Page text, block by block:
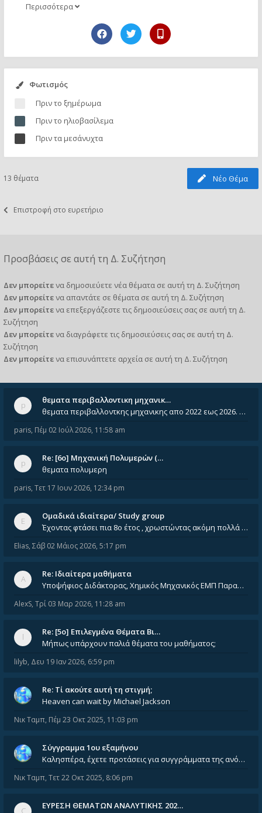
Περισσότερα
Φωτισμός
Πριν το ξημέρωμα
Πριν το ηλιοβασίλεμα
Πριν τα μεσάνυχτα
Νέο Θέμα
13 θέματα
Επιστροφή στο ευρετήριο
Προσβάσεις σε αυτή τη Δ. Συζήτηση
Δεν μπορείτενα δημοσιεύετε νέα θέματα σε αυτή τη Δ. Συζήτηση
Δεν μπορείτενα απαντάτε σε θέματα σε αυτή τη Δ. Συζήτηση
Δεν μπορείτενα επεξεργάζεστε τις δημοσιεύσεις σας σε αυτή τη Δ.
Συζήτηση
Δεν μπορείτενα διαγράφετε τις δημοσιεύσεις σας σε αυτή τη Δ.
Συζήτηση
Δεν μπορείτενα επισυνάπτετε αρχεία σε αυτή τη Δ. Συζήτηση
θεματα περιβαλλοντικη μηχανικ…
θεματα περιβαλλοντκης μηχανικης απο 2022 εως 2026. Δεν ειναι μεσα του Σεπτεμβιου του 2025. Αν τα εχει καποιος ας τα ανε
paris, Πέμ 02 Ιούλ 2026, 11:58 am
Re: [6o] Mηχανική Πολυμερών (…
θεματα πολυμερη
paris, Τετ 17 Ιουν 2026, 12:34 pm
Ομαδικά ιδιαίτερα/ Study group
Έχοντας φτάσει πια 8ο έτος , χρωστώντας ακόμη πολλά και χωρίς καμία όρεξη ούτε να διαβάσω μόνος μου ούτε να παρακολουθήσ
Elias, Σάβ 02 Μάιος 2026, 5:17 pm
Re: Ιδιαίτερα μαθήματα
Υποψήφιος Διδάκτορας, Χημικός Μηχανικός ΕΜΠ Παραδίδω ιδιαίτερα μαθήματα μέσης και ανώτατης εκπαίδευσης σε θετικές και τε
AlexS, Τρί 03 Μαρ 2026, 11:28 am
Re: [5ο] Επιλεγμένα Θέματα Βι…
Μήπως υπάρχουν παλιά θέματα του μαθήματος;
lilyb, Δευ 19 Ιαν 2026, 6:59 pm
Re: Tί ακούτε αυτή τη στιγμή;
Heaven can wait by Michael Jackson
Νικ Ταμπ, Πέμ 23 Οκτ 2025, 11:03 pm
Σύγγραμμα 1ου εξαμήνου
Καλησπέρα, έχετε προτάσεις για συγγράμματα της ανόργανης χημείας? Είμαι ανάμεσα σε Λιοδάκη, Chung και Atkins
Νικ Ταμπ, Τετ 22 Οκτ 2025, 8:06 pm
ΕΥΡΕΣΗ ΘΕΜΑΤΩΝ ΑΝΑΛΥΤΙΚΗΣ 202…